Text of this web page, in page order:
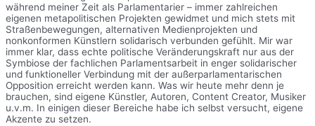
während meiner Zeit als Parlamentarier – immer zahlreichen
eigenen metapolitischen Projekten gewidmet und mich stets mit
Straßenbewegungen, alternativen Medienprojekten und
nonkonformen Künstlern solidarisch verbunden gefühlt. Mir war
immer klar, dass echte politische Veränderungskraft nur aus der
Symbiose der fachlichen Parlamentsarbeit in enger solidarischer
und funktioneller Verbindung mit der außerparlamentarischen
Opposition erreicht werden kann. Was wir heute mehr denn je
brauchen, sind eigene Künstler, Autoren, Content Creator, Musiker
u.v.m. In einigen dieser Bereiche habe ich selbst versucht, eigene
Akzente zu setzen.